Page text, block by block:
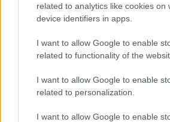
related to analytics like cookies on
device identifiers in apps.
I want to allow Google to enable
related to functionality of the
I want to allow Google to enable
related to personalization.
I want to allow Google to enable
ELŐREHALADOTT
UNITED